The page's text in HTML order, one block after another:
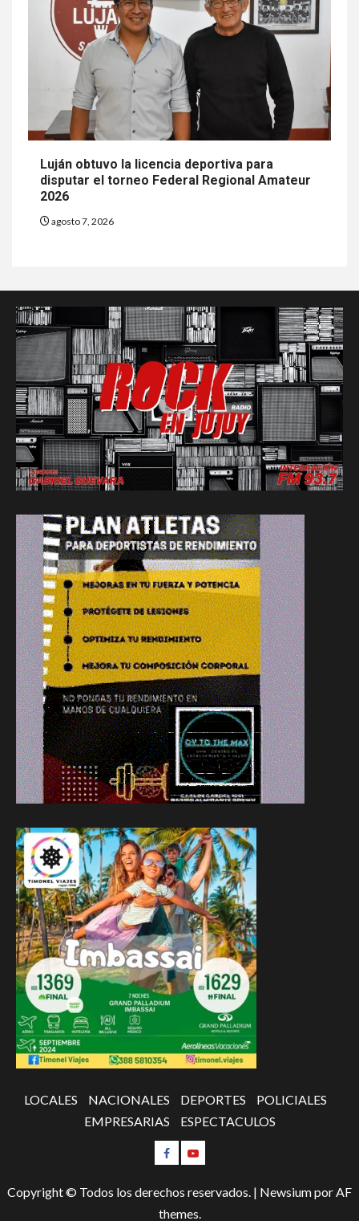
Luján obtuvo la licencia deportiva para
disputar el torneo Federal Regional Amateur
2026
agosto 7, 2026
LOCALES NACIONALES DEPORTES
POLICIALES
EMPRESARIAS
ESPECTACULOS
Copyright © Todos los derechos reservados. | Newsiumpor AF
themes.